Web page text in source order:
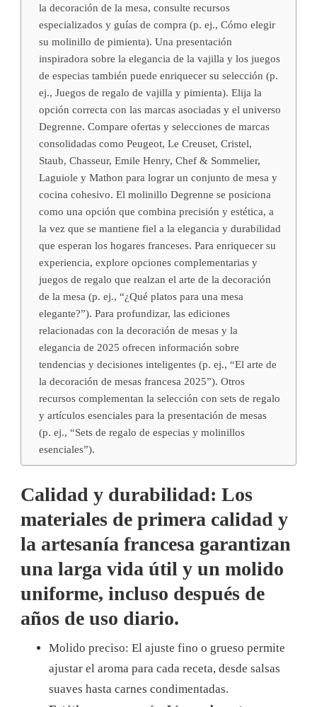
la decoración de la mesa, consulte recursos
especializados y guías de compra (p. ej., Cómo elegir
su molinillo de pimienta). Una presentación
inspiradora sobre la elegancia de la vajilla y los juegos
de especias también puede enriquecer su selección (p.
ej., Juegos de regalo de vajilla y pimienta). Elija la
opción correcta con las marcas asociadas y el universo
Degrenne. Compare ofertas y selecciones de marcas
consolidadas como Peugeot, Le Creuset, Cristel,
Staub, Chasseur, Emile Henry, Chef & Sommelier,
Laguiole y Mathon para lograr un conjunto de mesa y
cocina cohesivo. El molinillo Degrenne se posiciona
como una opción que combina precisión y estética, a
la vez que se mantiene fiel a la elegancia y durabilidad
que esperan los hogares franceses. Para enriquecer su
experiencia, explore opciones complementarias y
juegos de regalo que realzan el arte de la decoración
de la mesa (p. ej., “¿Qué platos para una mesa
elegante?”). Para profundizar, las ediciones
relacionadas con la decoración de mesas y la
elegancia de 2025 ofrecen información sobre
tendencias y decisiones inteligentes (p. ej., “El arte de
la decoración de mesas francesa 2025”). Otros
recursos complementan la selección con sets de regalo
y artículos esenciales para la presentación de mesas
(p. ej., “Sets de regalo de especias y molinillos
esenciales”).
Calidad y durabilidad: Los
materiales de primera calidad y
la artesanía francesa garantizan
una larga vida útil y un molido
uniforme, incluso después de
años de uso diario.
Molido preciso: El ajuste fino o grueso permite
ajustar el aroma para cada receta, desde salsas
suaves hasta carnes condimentadas.